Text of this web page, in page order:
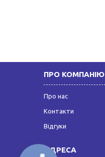
ПРО КОМПАНІЮ
Про нас
Контакти
Відгуки